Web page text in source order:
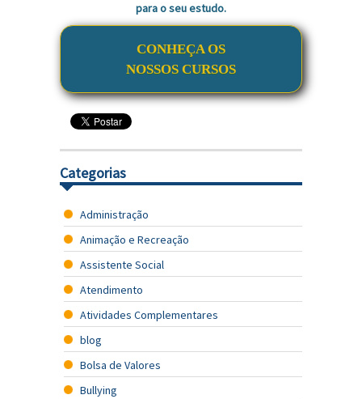
para o seu estudo.
CONHEÇA OS
NOSSOS CURSOS
Categorias
Administração
Animação e Recreação
Assistente Social
Atendimento
Atividades Complementares
blog
Bolsa de Valores
Bullying